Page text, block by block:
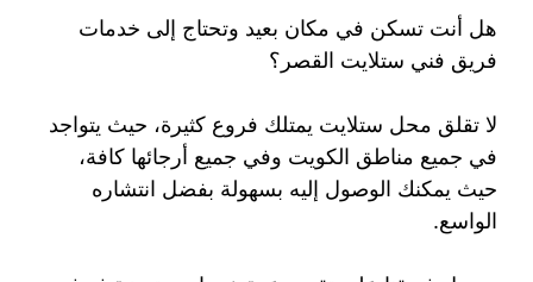
هل أنت تسكن في مكان بعيد وتحتاج إلى خدمات
فريق فني ستلايت القصر؟
لا تقلق محل ستلايت يمتلك فروع كثيرة، حيث يتواجد
في جميع مناطق الكويت وفي جميع أرجائها كافة،
حيث يمكنك الوصول إليه بسهولة بفضل انتشاره
الواسع.